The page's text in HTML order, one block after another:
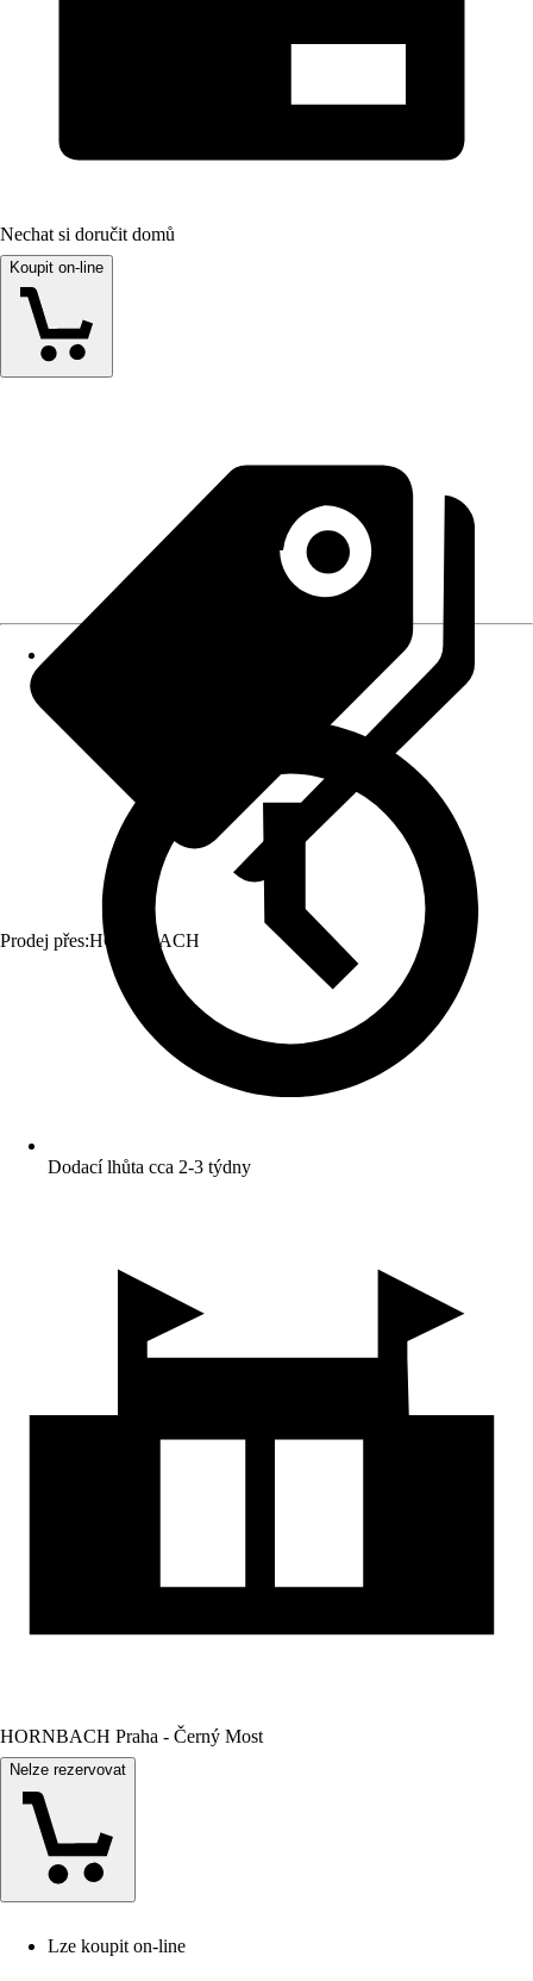
Nechat si doručit domů
Koupit on-line
Prodej přes:HORNBACH
Dodací lhůta cca 2-3 týdny
HORNBACH Praha - Černý Most
Nelze rezervovat
Lze koupit on-line